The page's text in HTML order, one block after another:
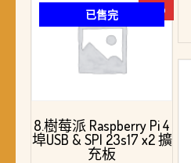
已售完 -7%
8.樹莓派 Raspberry Pi 4
埠USB & SPI 23s17 x2 擴
充板